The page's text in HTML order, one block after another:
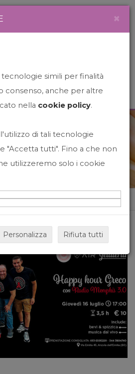
×
simili per finalità
consenso, anche per altre
nella cookie policy.
di tali tecnologie
"Accetta tutti". Fino a che non
utilizzeremo solo i cookie
Personalizza Rifiuta tutti